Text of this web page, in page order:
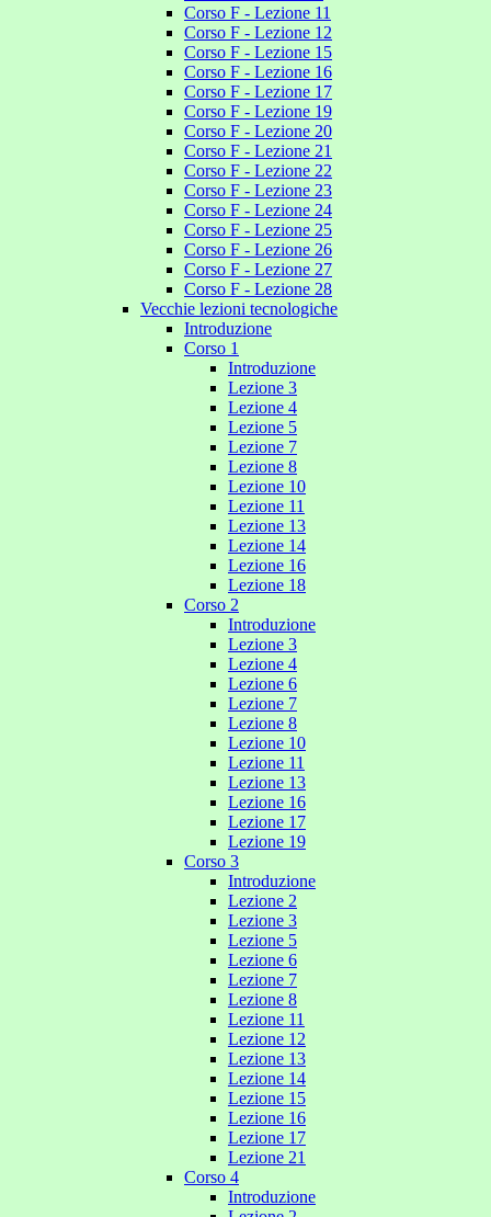
Corso F - Lezione 11
Corso F - Lezione 12
Corso F - Lezione 15
Corso F - Lezione 16
Corso F - Lezione 17
Corso F - Lezione 19
Corso F - Lezione 20
Corso F - Lezione 21
Corso F - Lezione 22
Corso F - Lezione 23
Corso F - Lezione 24
Corso F - Lezione 25
Corso F - Lezione 26
Corso F - Lezione 27
Corso F - Lezione 28
Vecchie lezioni tecnologiche
Introduzione
Corso 1
Introduzione
Lezione 3
Lezione 4
Lezione 5
Lezione 7
Lezione 8
Lezione 10
Lezione 11
Lezione 13
Lezione 14
Lezione 16
Lezione 18
Corso 2
Introduzione
Lezione 3
Lezione 4
Lezione 6
Lezione 7
Lezione 8
Lezione 10
Lezione 11
Lezione 13
Lezione 16
Lezione 17
Lezione 19
Corso 3
Introduzione
Lezione 2
Lezione 3
Lezione 5
Lezione 6
Lezione 7
Lezione 8
Lezione 11
Lezione 12
Lezione 13
Lezione 14
Lezione 15
Lezione 16
Lezione 17
Lezione 21
Corso 4
Introduzione